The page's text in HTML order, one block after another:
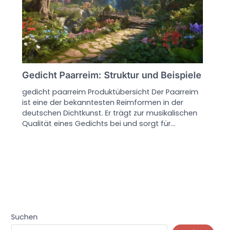
Gedicht Paarreim: Struktur und Beispiele
gedicht paarreim Produktübersicht Der Paarreim
ist eine der bekanntesten Reimformen in der
deutschen Dichtkunst. Er trägt zur musikalischen
Qualität eines Gedichts bei und sorgt für…
Suchen